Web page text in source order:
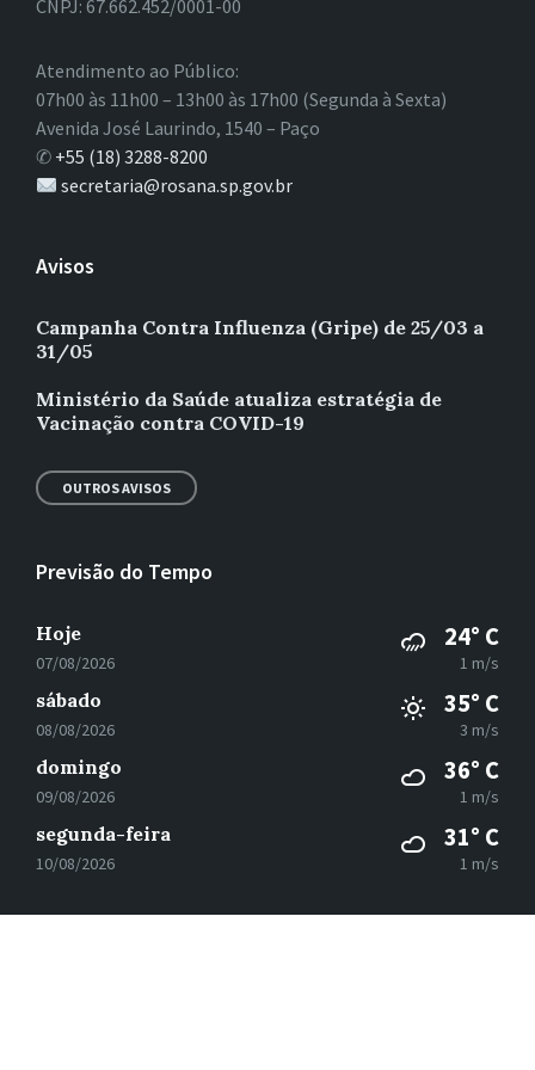
CNPJ: 67.662.452/0001-00
Atendimento ao Público:
07h00 às 11h00 – 13h00 às 17h00 (Segunda à Sexta)
Avenida José Laurindo, 1540 – Paço
✆ +55 (18) 3288-8200
secretaria@rosana.sp.gov.br
Avisos
Campanha Contra Influenza (Gripe) de 25/03 a
31/05
Ministério da Saúde atualiza estratégia de
Vacinação contra COVID-19
OUTROS AVISOS
Previsão do Tempo
Hoje
07/08/2026
24° C
1 m/s
sábado
08/08/2026
35° C
3 m/s
domingo
09/08/2026
36° C
1 m/s
segunda-feira
10/08/2026
31° C
1 m/s